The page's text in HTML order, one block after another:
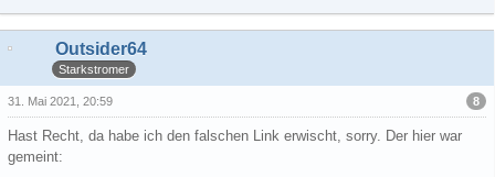
Outsider64
Starkstromer
8
31. Mai 2021, 20:59
Hast Recht, da habe ich den falschen Link erwischt, sorry. Der hier war
gemeint: